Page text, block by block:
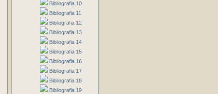
Bibliografia 10
Bibliografia 11
Bibliografia 12
Bibliografia 13
Bibliografia 14
Bibliografia 15
Bibliografia 16
Bibliografia 17
Bibliografia 18
Bibliografia 19